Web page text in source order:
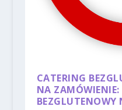
CATERING
NA ZAMÓWIENIE:
BEZGLUTENOWY